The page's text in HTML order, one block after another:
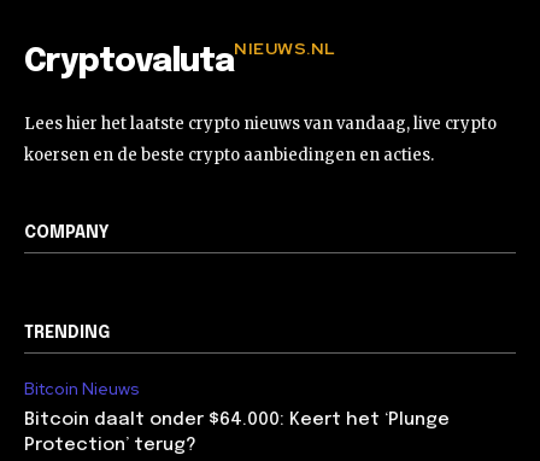
CryptovalutaNIEUWS.NL
Lees hier het laatste crypto nieuws van vandaag, live crypto
koersen en de beste crypto aanbiedingen en acties.
COMPANY
TRENDING
Bitcoin Nieuws
Bitcoin daalt onder $64.000: Keert het ‘Plunge
Protection’ terug?